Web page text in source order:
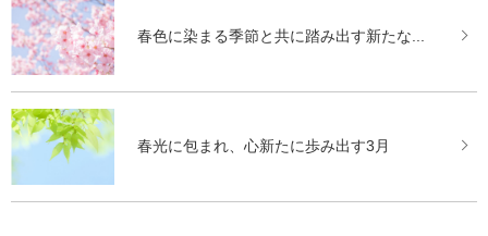
春色に染まる季節と共に踏み出す新たな...
春光に包まれ、心新たに歩み出す3月